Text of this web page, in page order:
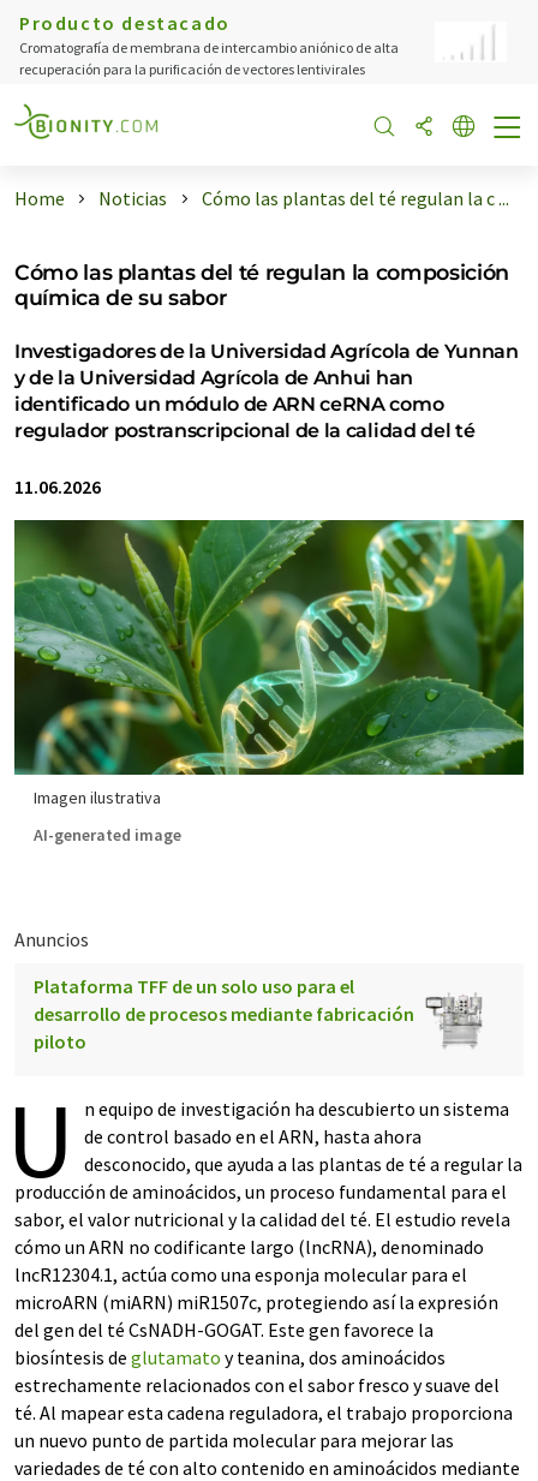
Producto destacado
Cromatografía de membrana de intercambio aniónico de alta
recuperación para la purificación de vectores lentivirales
Home Noticias Cómo las plantas del té regulan la c ...
Cómo las plantas del té regulan la composición
química de su sabor
Investigadores de la Universidad Agrícola de Yunnan
y de la Universidad Agrícola de Anhui han
identificado un módulo de ARN ceRNA como
regulador postranscripcional de la calidad del té
11.06.2026
Imagen ilustrativa
AI-generated image
Anuncios
Plataforma TFF de un solo uso para el
desarrollo de procesos mediante fabricación
piloto
U
n equipo de investigación ha descubierto un sistema
de control basado en el ARN, hasta ahora
desconocido, que ayuda a las plantas de té a regular la
producción de aminoácidos, un proceso fundamental para el
sabor, el valor nutricional y la calidad del té. El estudio revela
cómo un ARN no codificante largo (lncRNA), denominado
lncR12304.1, actúa como una esponja molecular para el
microARN (miARN) miR1507c, protegiendo así la expresión
del gen del té CsNADH-GOGAT. Este gen favorece la
biosíntesis de glutamato y teanina, dos aminoácidos
estrechamente relacionados con el sabor fresco y suave del
té. Al mapear esta cadena reguladora, el trabajo proporciona
un nuevo punto de partida molecular para mejorar las
variedades de té con alto contenido en aminoácidos mediante